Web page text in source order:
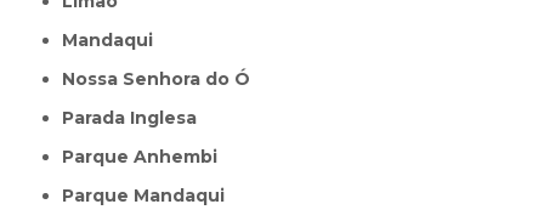
Mandaqui
Nossa Senhora do Ó
Parada Inglesa
Parque Anhembi
Parque Mandaqui